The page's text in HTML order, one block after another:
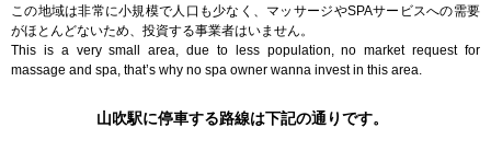
この地域は非常に小規模で人口も少なく、マッサージやSPAサービスへの需要
がほとんどないため、投資する事業者はいません。
This is a very small area, due to less population, no market request for
massage and spa, that’s why no spa owner wanna invest in this area.
山吹駅に停車する路線は下記の通りです。